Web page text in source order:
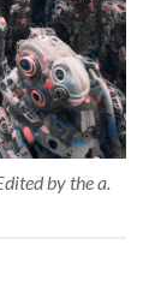
by the a.